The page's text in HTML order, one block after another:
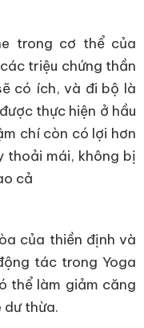
trong cơ thể của
triệu chứng thần
có ích, và đi bộ là
thực hiện ở hầu
chí còn có lợi hơn
thoải mái, không bị
cả
của thiền định và
tác trong Yoga
thể làm giảm căng
dư thừa.